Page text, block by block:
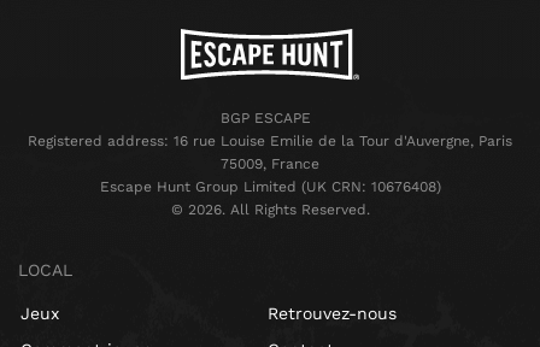
BGP ESCAPE
Registered address: 16 rue Louise Emilie de la Tour d'Auvergne, Paris
75009, France
Escape Hunt Group Limited (UK CRN: 10676408)
©️ 2026. All Rights Reserved.
LOCAL
Jeux
Retrouvez-nous